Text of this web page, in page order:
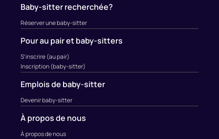
Baby-sitter recherchée?
Réserver une baby-sitter
Pour au pair et baby-sitters
S’inscrire (au pair)
Inscription (baby-sitter)
Emplois de baby-sitter
Devenir baby-sitter
À propos de nous
À propos de nous